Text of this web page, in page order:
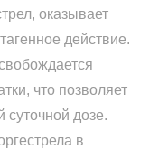
оказывает
действие.
что позволяет
суточной дозе.
в